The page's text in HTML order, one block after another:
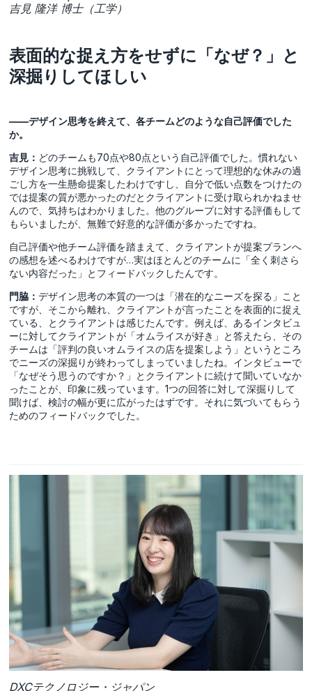
吉見 隆洋 博士（工学）
表面的な捉え方をせずに「なぜ？」と
深掘りしてほしい
――デザイン思考を終えて、各チームどのような自己評価でした
か。
吉見： どのチームも70点や80点という自己評価でした。慣れない
デザイン思考に挑戦して、クライアントにとって理想的な休みの過
ごし方を一生懸命提案したわけですし、自分で低い点数をつけたの
では提案の質が悪かったのだとクライアントに受け取られかねませ
んので、気持ちはわかりました。他のグループに対する評価もして
もらいましたが、無難で好意的な評価が多かったですね。
自己評価や他チーム評価を踏まえて、クライアントが提案プランへ
の感想を述べるわけですが…実はほとんどのチームに「全く刺さら
ない内容だった」とフィードバックしたんです。
門脇：デザイン思考の本質の一つは「潜在的なニーズを探る」こと
ですが、そこから離れ、クライアントが言ったことを表面的に捉え
ている、とクライアントは感じたんです。例えば、あるインタビュ
ーに対してクライアントが「オムライスが好き」と答えたら、その
チームは「評判の良いオムライスの店を提案しよう」というところ
でニーズの深掘りが終わってしまっていましたね。インタビューで
「なぜそう思うのですか？」とクライアントに続けて聞いていなか
ったことが、印象に残っています。1つの回答に対して深掘りして
聞けば、検討の幅が更に広がったはずです。それに気づいてもらう
ためのフィードバックでした。
DXCテクノロジー・ジャパン